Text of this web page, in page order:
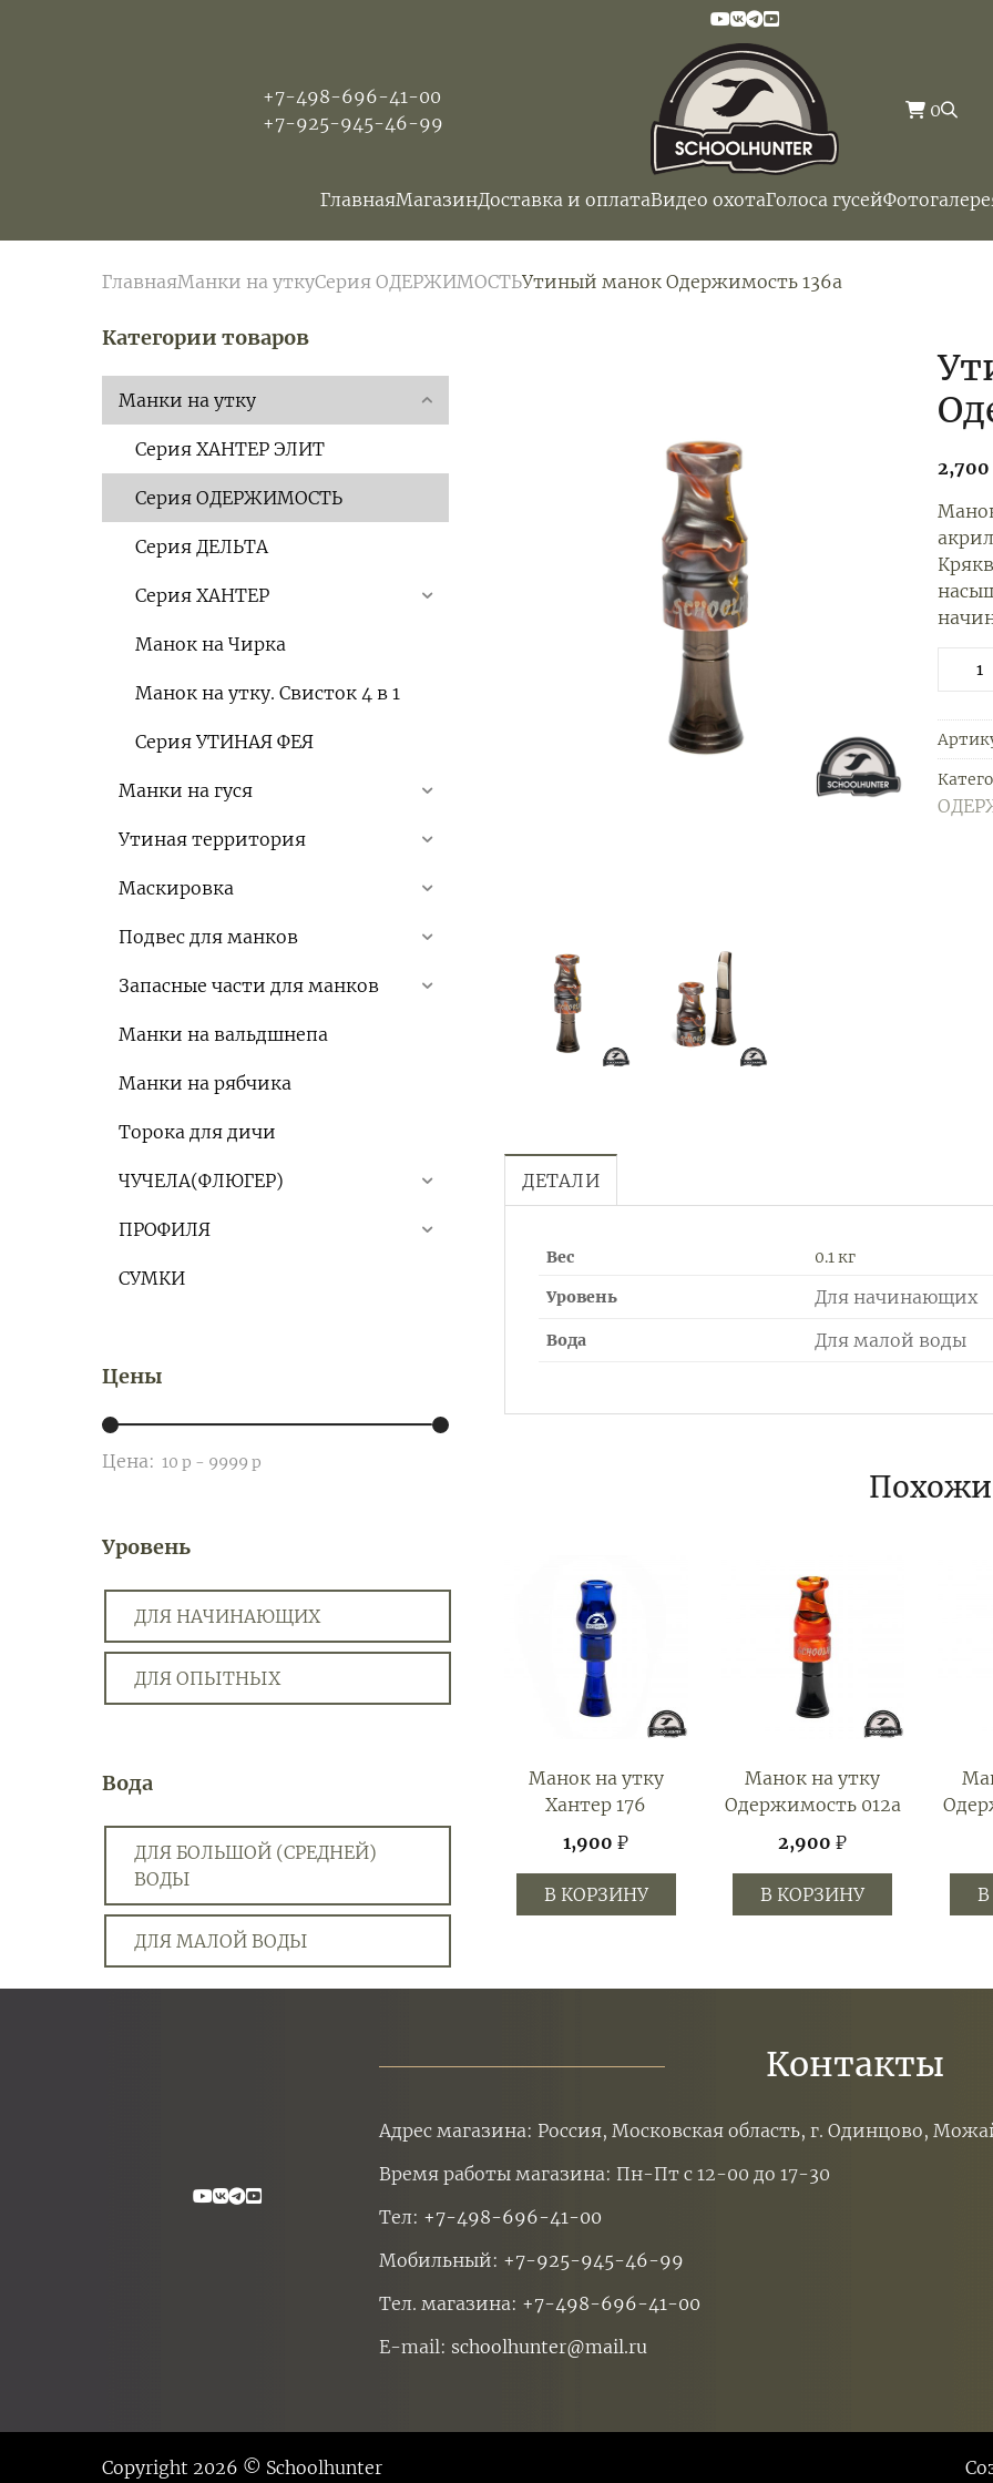
+7-498-696-41-00
+7-925-945-46-99
0
ГлавнаяМагазинДоставка и оплатаВидео охотаГолоса гусей
ГлавнаяМанки на уткуСерия ОДЕРЖИМОСТЬУтиный манок Одержимость 136а
Категории товаров
Манки на утку
Серия ХАНТЕР ЭЛИТ
Серия ОДЕРЖИМОСТЬ
Серия ДЕЛЬТА
Серия ХАНТЕР
Манок на Чирка
Манок на утку. Свисток 4 в 1
Серия УТИНАЯ ФЕЯ
Манки на гуся
Утиная территория
Маскировка
Подвес для манков
Запасные части для манков
Манки на вальдшнепа
Манки на рябчика
Торока для дичи
ЧУЧЕЛА(ФЛЮГЕР)
ПРОФИЛЯ
СУМКИ
Цены
Цена:
Уровень
ДЛЯ НАЧИНАЮЩИХ
ДЛЯ ОПЫТНЫХ
Вода
ДЛЯ БОЛЬШОЙ (СРЕДНЕЙ)
ВОДЫ
ДЛЯ МАЛОЙ ВОДЫ
ДЕТАЛИ
Вес
0.1 кг
Уровень
Для начинающих
Вода Для малой воды
Манок на утку
Хантер 176
1,900₽
В КОРЗИНУ
Манок на утку
Одержимость 012а
2,900₽
В КОРЗИНУ
Контакты
Адрес магазина: Россия, Московская область, г. Одинцово,
Время работы магазина: Пн-Пт с 12-00 до 17-30
Тел: +7-498-696-41-00
Мобильный: +7-925-945-46-99
Тел. магазина: +7-498-696-41-00
E-mail: schoolhunter@mail.ru
Copyright 2026 © Schoolhunter